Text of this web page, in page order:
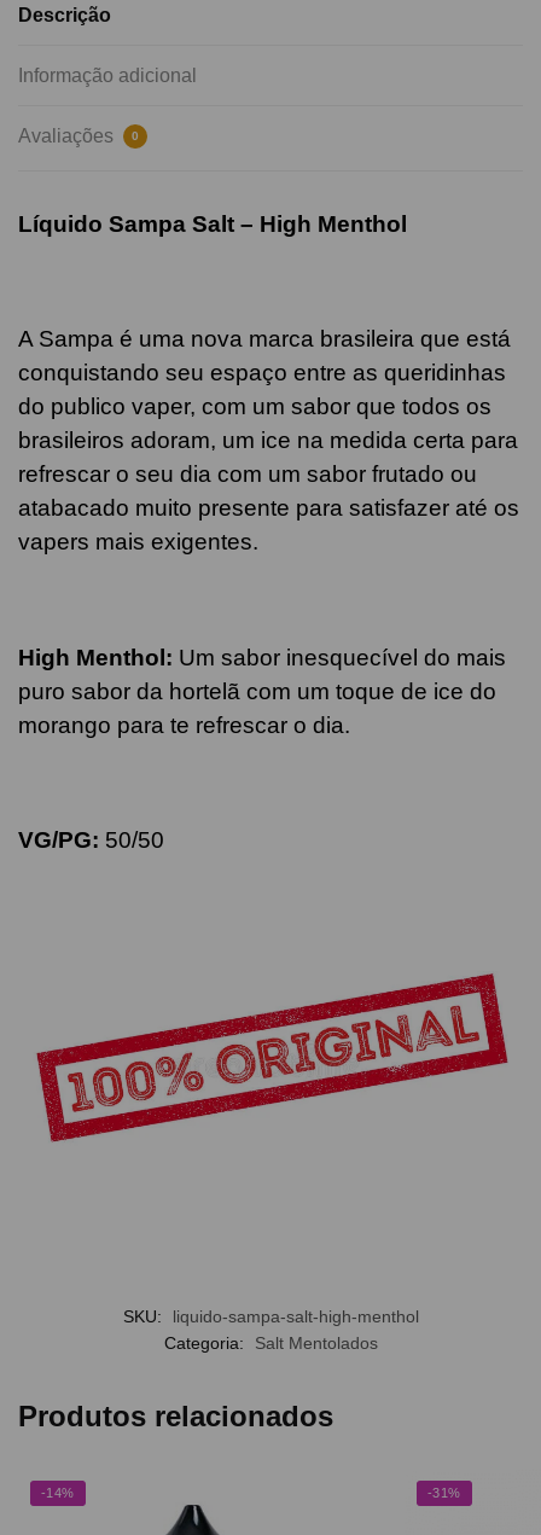
Descrição
Informação adicional
Avaliações 0
Líquido Sampa Salt – High Menthol
A Sampa é uma nova marca brasileira que está
conquistando seu espaço entre as queridinhas
do publico vaper, com um sabor que todos os
brasileiros adoram, um ice na medida certa para
refrescar o seu dia com um sabor frutado ou
atabacado muito presente para satisfazer até os
vapers mais exigentes.
High Menthol: Um sabor inesquecível do mais
puro sabor da hortelã com um toque de ice do
morango para te refrescar o dia.
VG/PG: 50/50
SKU:
liquido-sampa-salt-high-menthol
Categoria:
Salt Mentolados
Produtos relacionados
-14% -31%